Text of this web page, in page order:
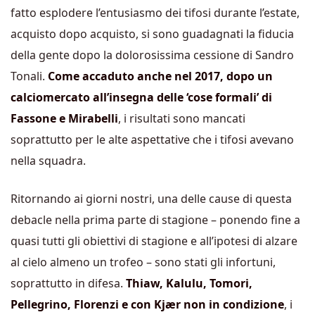
fatto esplodere l’entusiasmo dei tifosi durante l’estate,
acquisto dopo acquisto, si sono guadagnati la fiducia
della gente dopo la dolorosissima cessione di Sandro
Tonali. Come accaduto anche nel 2017, dopo un
calciomercato all’insegna delle ‘cose formali’ di
Fassone e Mirabelli, i risultati sono mancati
soprattutto per le alte aspettative che i tifosi avevano
nella squadra.
Ritornando ai giorni nostri, una delle cause di questa
debacle nella prima parte di stagione – ponendo fine a
quasi tutti gli obiettivi di stagione e all’ipotesi di alzare
al cielo almeno un trofeo – sono stati gli infortuni,
soprattutto in difesa. Thiaw, Kalulu, Tomori,
Pellegrino, Florenzi e con Kjær non in condizione, i